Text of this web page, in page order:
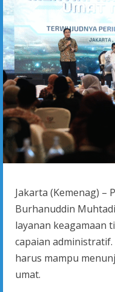
Jakarta (Kemenag) –
Burhanuddin
layanan keagamaan
capaian
harus mampu
umat.